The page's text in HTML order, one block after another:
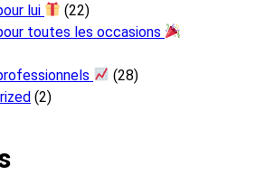
lui
(22)
toutes les occasions
(28)
(2)